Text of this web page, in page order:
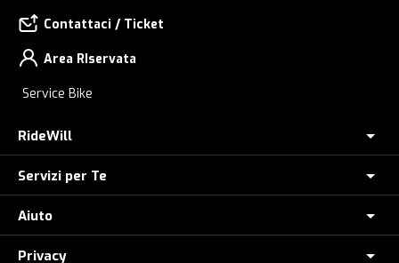
Contattaci / Ticket
Area RIservata
Service Bike
RideWill
Chi Siamo
Dove siamo
Servizi per Te
Assicurazione furto E-Bike
Controlla il tuo Ordine
Aiuto
Privacy